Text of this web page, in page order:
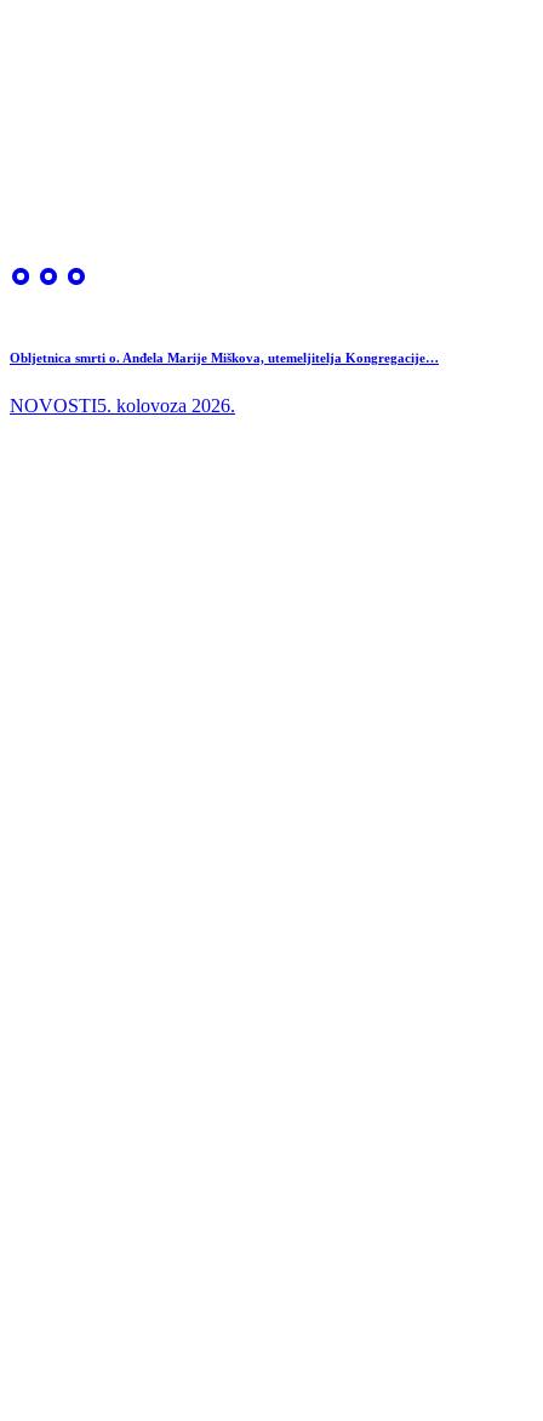
Obljetnica smrti o. Anđela Marije Miškova, utemeljitelja Kongregacije…
NOVOSTI5. kolovoza 2026.